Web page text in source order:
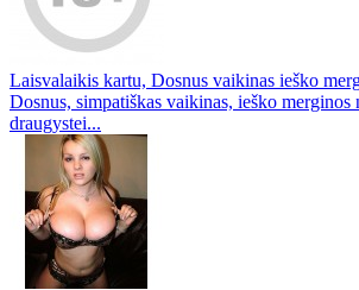
Laisvalaikis kartu, Dosnus vaikinas ieško
Dosnus, simpatiškas vaikinas, ieško merginos
draugystei...